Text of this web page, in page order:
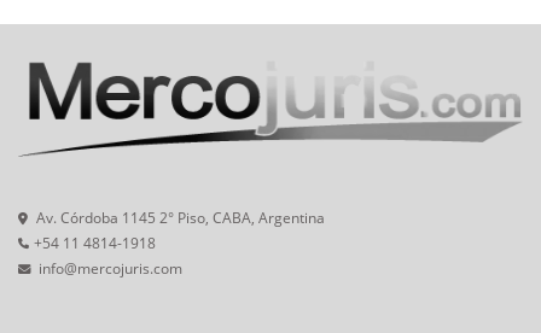
Av. Córdoba 1145 2° Piso, CABA, Argentina
+54 11 4814-1918
info@mercojuris.com